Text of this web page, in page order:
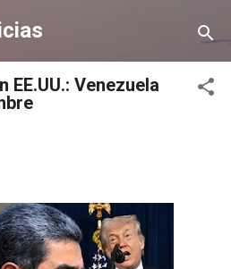
principal
Venezuela